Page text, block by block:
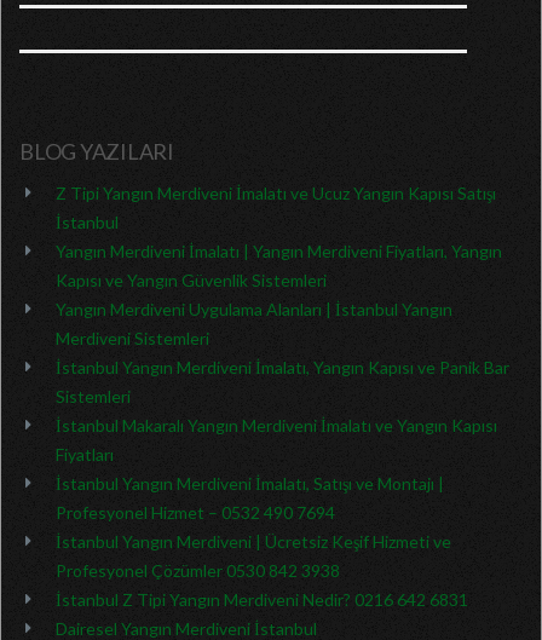
BLOG YAZILARI
Z Tipi Yangın Merdiveni İmalatı ve Ucuz Yangın Kapısı Satışı
İstanbul
Yangın Merdiveni İmalatı | Yangın Merdiveni Fiyatları, Yangın
Kapısı ve Yangın Güvenlik Sistemleri
Yangın Merdiveni Uygulama Alanları | İstanbul Yangın
Merdiveni Sistemleri
İstanbul Yangın Merdiveni İmalatı, Yangın Kapısı ve Panik Bar
Sistemleri
İstanbul Makaralı Yangın Merdiveni İmalatı ve Yangın Kapısı
Fiyatları
İstanbul Yangın Merdiveni İmalatı, Satışı ve Montajı |
Profesyonel Hizmet – 0532 490 7694
İstanbul Yangın Merdiveni | Ücretsiz Keşif Hizmeti ve
Profesyonel Çözümler 0530 842 3938
İstanbul Z Tipi Yangın Merdiveni Nedir? 0216 642 6831
Dairesel Yangın Merdiveni İstanbul